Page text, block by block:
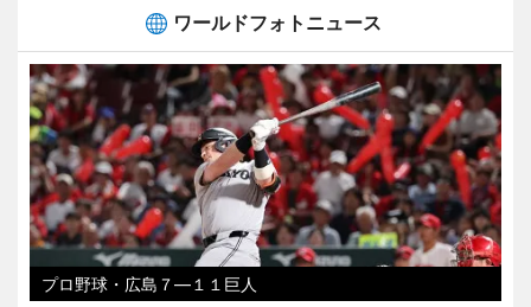
ワールドフォトニュース
プロ野球・広島７―１１巨人